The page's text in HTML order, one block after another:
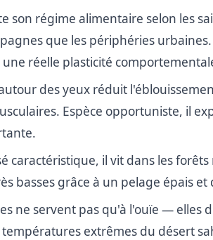
son régime alimentaire selon les
que les périphéries
réelle plasticité
des yeux réduit
Espèce opportuniste, il
caractéristique, il vit dans les
basses grâce à un pelage épais et
ne servent pas qu'à l'ouïe — elles
extrêmes du désert